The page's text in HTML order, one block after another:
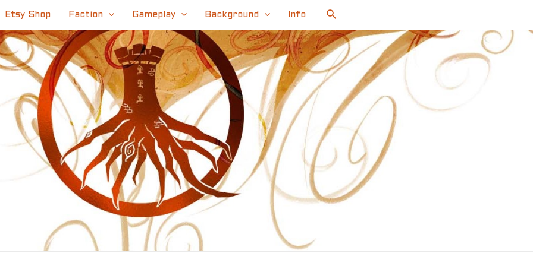
Etsy Shop Faction Gameplay Background Info Search